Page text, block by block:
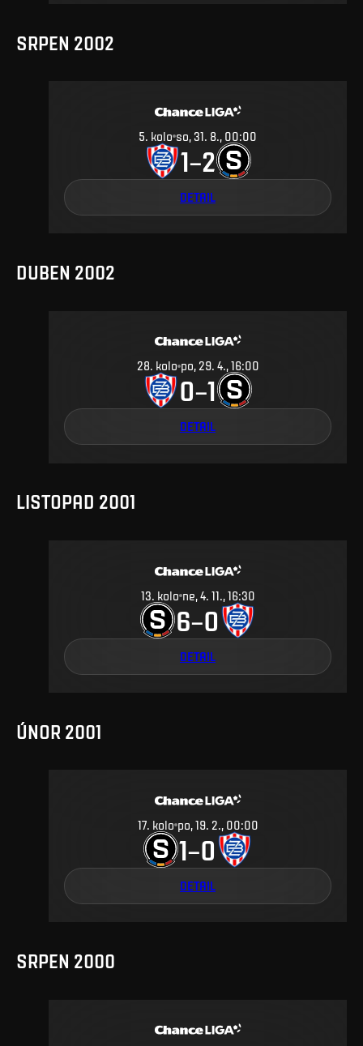
SRPEN 2002
5. kolo so, 31. 8., 00:00
1–2
DETAIL
DUBEN 2002
28. kolo po, 29. 4., 16:00
0–1
DETAIL
LISTOPAD 2001
13 kolo ne, 4. 11., 16:30
6–0
DETAIL
ÚNOR 2001
17. kolo po, 19. 2., 00:00
1–0
DETAIL
SRPEN 2000